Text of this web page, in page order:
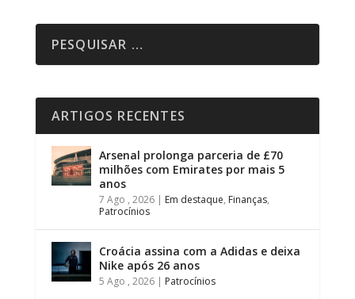
ARTIGOS RECENTES
Arsenal prolonga parceria de £70
milhões com Emirates por mais 5
anos
7 Ago , 2026| Em destaque, Finanças,
Patrocínios
Croácia assina com a Adidas e deixa
Nike após 26 anos
5 Ago , 2026| Patrocínios